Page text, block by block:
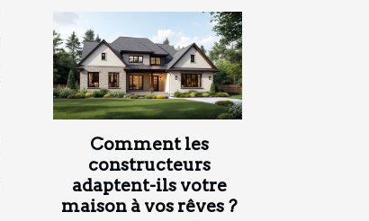
Comment les
constructeurs
adaptent-ils votre
maison à vos rêves ?